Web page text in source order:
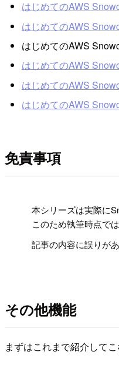
はじめてのAWS
はじめてのAWS
はじめてのAWS
はじめてのAWS
はじめてのAWS
はじめてのAWS
免責事項
本シリーズは実際に
このため執筆時点で
記事の内容に誤りが
その他機能
まずはこれまで紹介して